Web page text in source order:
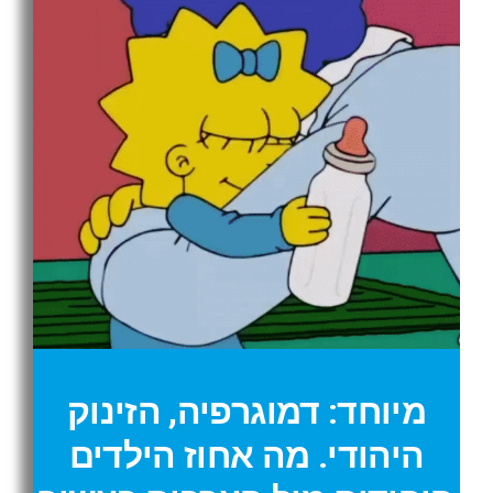
מיוחד: דמוגרפיה, הזינוק
היהודי. מה אחוז הילדים